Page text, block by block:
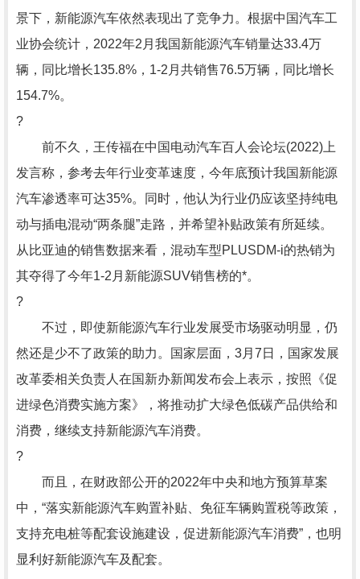
景下，新能源汽车依然表现出了竞争力。根据中国汽车工
业协会统计，2022年2月我国新能源汽车销量达33.4万
辆，同比增长135.8%，1-2月共销售76.5万辆，同比增长
154.7%。
?
前不久，王传福在中国电动汽车百人会论坛(2022)上
发言称，参考去年行业变革速度，今年底预计我国新能源
汽车渗透率可达35%。同时，他认为行业仍应该坚持纯电
动与插电混动“两条腿”走路，并希望补贴政策有所延续。
从比亚迪的销售数据来看，混动车型PLUSDM-i的热销为
其夺得了今年1-2月新能源SUV销售榜的*。
?
不过，即使新能源汽车行业发展受市场驱动明显，仍
然还是少不了政策的助力。国家层面，3月7日，国家发展
改革委相关负责人在国新办新闻发布会上表示，按照《促
进绿色消费实施方案》，将推动扩大绿色低碳产品供给和
消费，继续支持新能源汽车消费。
?
而且，在财政部公开的2022年中央和地方预算草案
中，“落实新能源汽车购置补贴、免征车辆购置税等政策，
支持充电桩等配套设施建设，促进新能源汽车消费”，也明
显利好新能源汽车及配套。